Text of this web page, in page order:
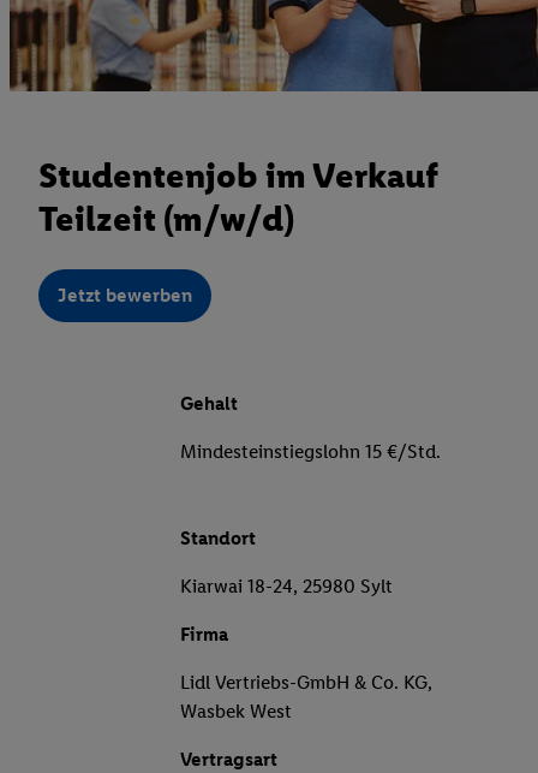
Studentenjob im Verkauf
Teilzeit (m/w/d)
Jetzt bewerben
Gehalt
Mindesteinstiegslohn 15 €/Std.
Standort
Kiarwai 18-24, 25980 Sylt
Firma
Lidl Vertriebs-GmbH & Co. KG,
Wasbek West
Vertragsart